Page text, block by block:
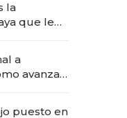
apertura
la
que le
a
avanza
puesto en